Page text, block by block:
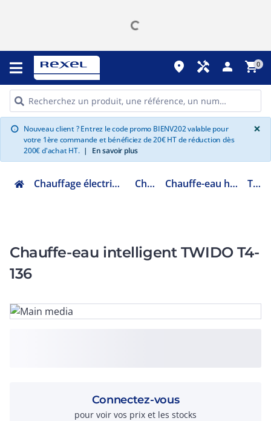
place handyman person shopping_cart0
info Nouveau client ? Entrez le code promo BIENV202 valable pour
votre 1ère commande et bénéficiez de 20€ HT de réduction dès
200€ d'achat HT. | En savoir plus
×
Chauffage électrique climatisation ventilation Chauffe eau Chauffe-eau hybride photovoltaïque T4-136
Chauffe-eau intelligent TWIDO T4-
136
Connectez-vous
pour voir vos prix et les stocks